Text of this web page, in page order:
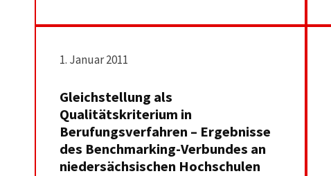
1. Januar 2011
Gleichstellung als
Qualitätskriterium in
Berufungsverfahren – Ergebnisse
des Benchmarking-Verbundes an
niedersächsischen Hochschulen